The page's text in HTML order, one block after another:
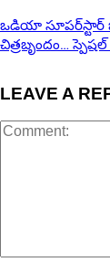
ఒడియా సూపర్‌స్టార్
చిత్రబృందం…
LEAVE A